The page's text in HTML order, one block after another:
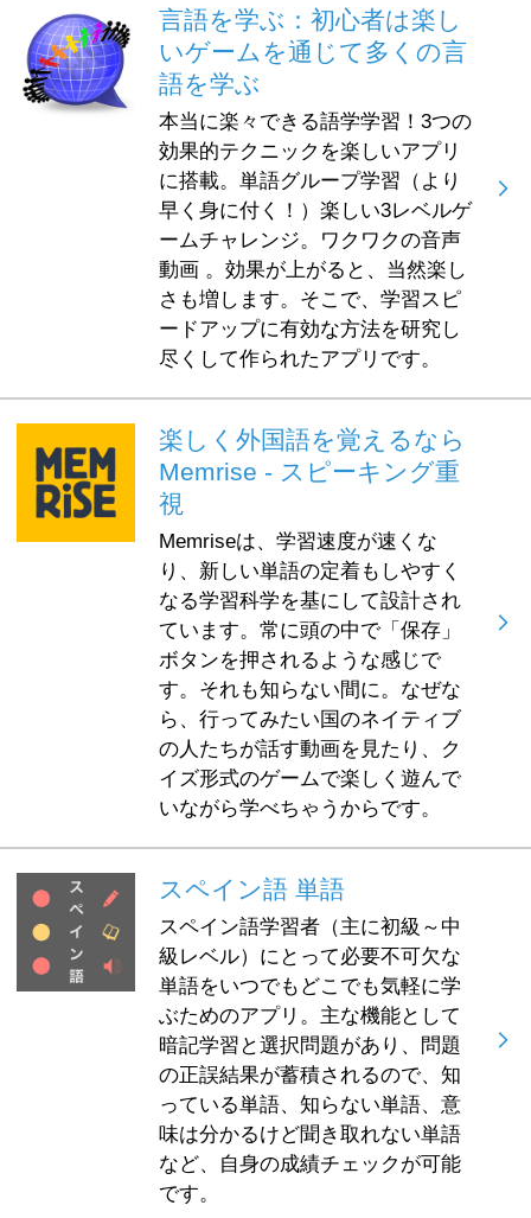
言語を学ぶ：初心者は楽し
いゲームを通じて多くの言
語を学ぶ
本当に楽々できる語学学習！3つの
効果的テクニックを楽しいアプリ
に搭載。単語グループ学習（より
早く身に付く！）楽しい3レベルゲ
ームチャレンジ。ワクワクの音声
動画 。効果が上がると、当然楽し
さも増します。そこで、学習スピ
ードアップに有効な方法を研究し
尽くして作られたアプリです。
楽しく外国語を覚えるなら
Memrise - スピーキング重
視
Memriseは、学習速度が速くな
り、新しい単語の定着もしやすく
なる学習科学を基にして設計され
ています。常に頭の中で「保存」
ボタンを押されるような感じで
す。それも知らない間に。なぜな
ら、行ってみたい国のネイティブ
の人たちが話す動画を見たり、ク
イズ形式のゲームで楽しく遊んで
いながら学べちゃうからです。
スペイン語 単語
スペイン語学習者（主に初級～中
級レベル）にとって必要不可欠な
単語をいつでもどこでも気軽に学
ぶためのアプリ。主な機能として
暗記学習と選択問題があり、問題
の正誤結果が蓄積されるので、知
っている単語、知らない単語、意
味は分かるけど聞き取れない単語
など、自身の成績チェックが可能
です。